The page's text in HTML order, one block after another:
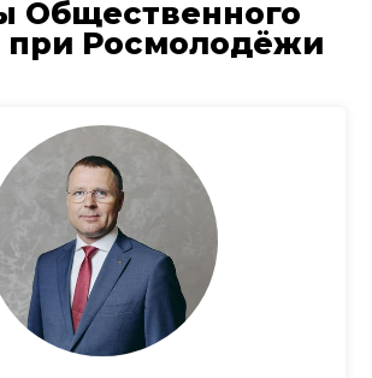
Общественного
при Росмолодёжи